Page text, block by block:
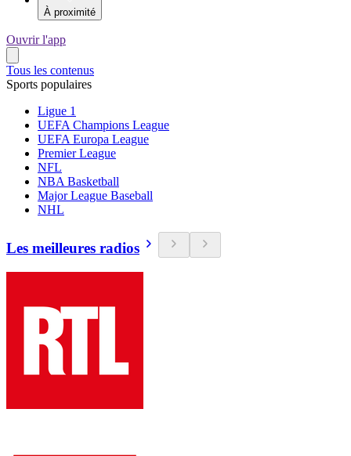
À proximité
Ouvrir l'app
Tous les contenus
Sports populaires
Ligue 1
UEFA Champions League
UEFA Europa League
Premier League
NFL
NBA Basketball
Major League Baseball
NHL
Les meilleures radios